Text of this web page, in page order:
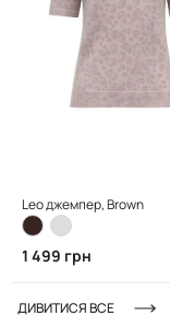
ДИВИТИСЯ ВСЕ
Leo джемпер, Brown
1 499 грн